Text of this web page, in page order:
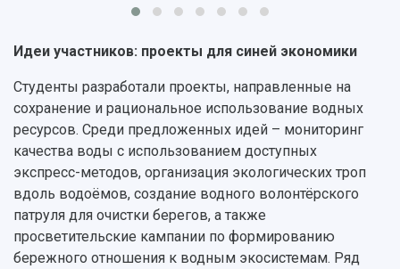
3D-тур по университету
Учебный аэродром
Центр истории авиационных двигателей
Ботанический сад
Умный дом бабочек
Международный межвузовский кампус
Сведения об образовательной организации
Официальные документы
Публикации и издания
Отчеты о проведенных конференциях
Идеи участников: проекты для синей экономики
Студенты разработали проекты, направленные на
сохранение и рациональное использование водных
ресурсов. Среди предложенных идей – мониторинг
качества воды с использованием доступных
экспресс-методов, организация экологических троп
вдоль водоёмов, создание водного волонтёрского
патруля для очистки берегов, а также
просветительские кампании по формированию
бережного отношения к водным экосистемам. Ряд